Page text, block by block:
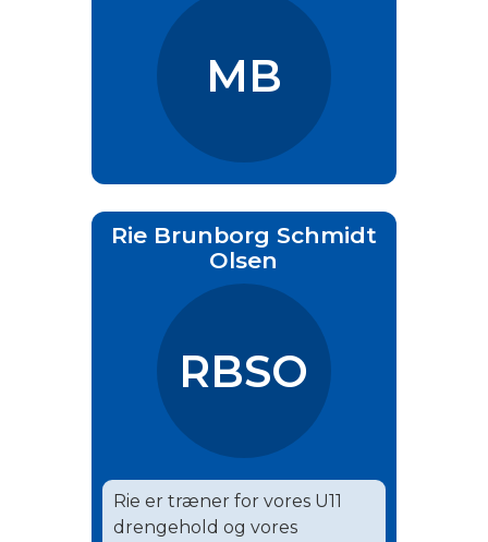
MB
Rie Brunborg Schmidt
Olsen
RBSO
Rie er træner for vores U11
drengehold og vores